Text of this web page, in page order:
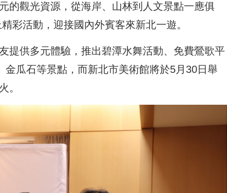
的觀光資源，從海岸、山林到人文景點一應俱
彩活動，迎接國內外賓客來新北一遊。
提供多元體驗，推出碧潭水舞活動、免費鶯歌平
瓜石等景點，而新北市美術館將於5月30日舉
。